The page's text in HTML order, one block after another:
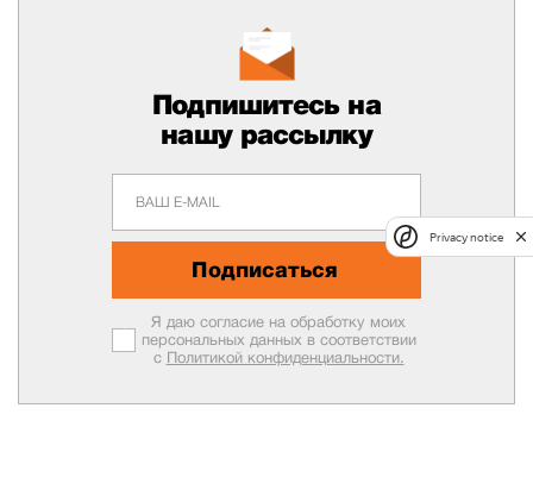
Подпишитесь на
нашу рассылку
Подписаться
Я даю согласие на обработку моих
персональных данных в соответствии
с Политикой конфиденциальности.
Privacy notice